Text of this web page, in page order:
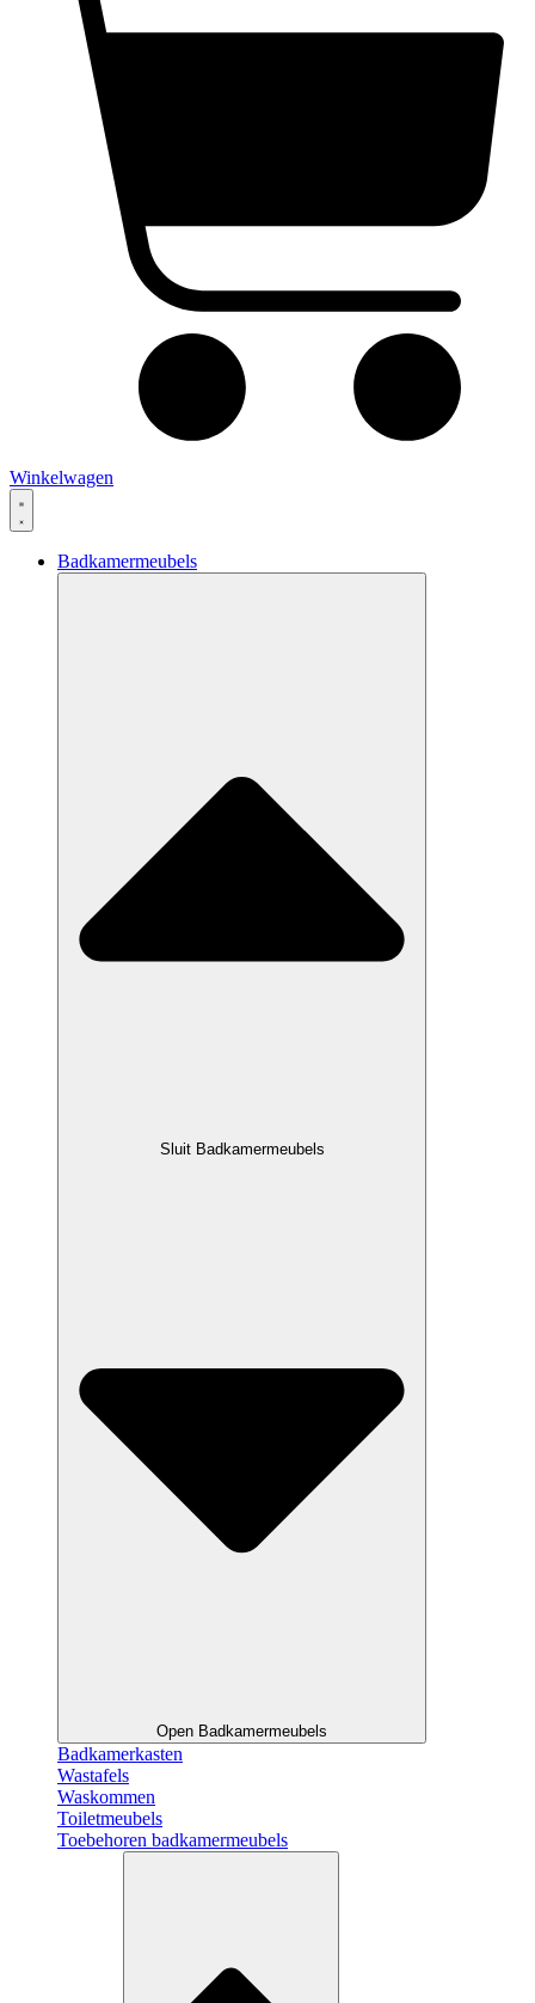
Winkelwagen
Badkamermeubels
Sluit Badkamermeubels
Open Badkamermeubels
Badkamerkasten
Wastafels
Waskommen
Toiletmeubels
Toebehoren badkamermeubels